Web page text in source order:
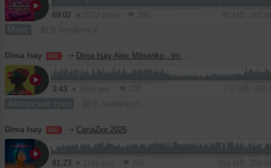
69:02
Микс
Dima Isay ➝ Dima Isay Alex Mitsenko - Im Doing Great
3:43
Авторский трек
Dima Isay ➝ СалаZки 2026
81:23